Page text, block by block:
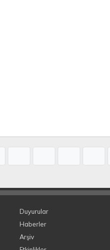
Duyurular
Haberler
Arşiv